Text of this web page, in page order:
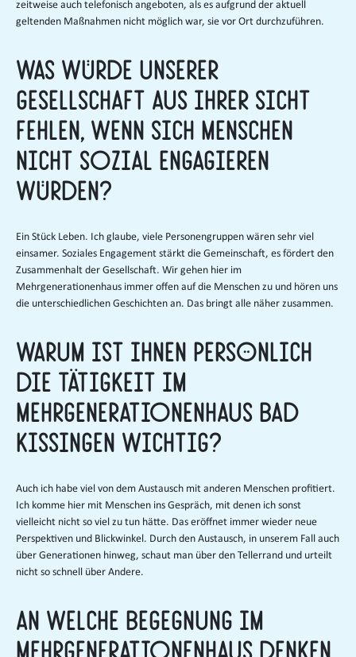
zeitweise auch telefonisch angeboten, als es aufgrund der aktuell
geltenden Maßnahmen nicht möglich war, sie vor Ort durchzuführen.
Was würde unserer
Gesellschaft aus Ihrer Sicht
fehlen, wenn sich Menschen
nicht sozial engagieren
würden?
Ein Stück Leben. Ich glaube, viele Personengruppen wären sehr viel
einsamer. Soziales Engagement stärkt die Gemeinschaft, es fördert den
Zusammenhalt der Gesellschaft. Wir gehen hier im
Mehrgenerationenhaus immer offen auf die Menschen zu und hören uns
die unterschiedlichen Geschichten an. Das bringt alle näher zusammen.
Warum ist Ihnen persönlich
die Tätigkeit im
Mehrgenerationenhaus Bad
Kissingen wichtig?
Auch ich habe viel von dem Austausch mit anderen Menschen profitiert.
Ich komme hier mit Menschen ins Gespräch, mit denen ich sonst
vielleicht nicht so viel zu tun hätte. Das eröffnet immer wieder neue
Perspektiven und Blickwinkel. Durch den Austausch, in unserem Fall auch
über Generationen hinweg, schaut man über den Tellerrand und urteilt
nicht so schnell über Andere.
An welche Begegnung im
Mehrgenerationenhaus denken